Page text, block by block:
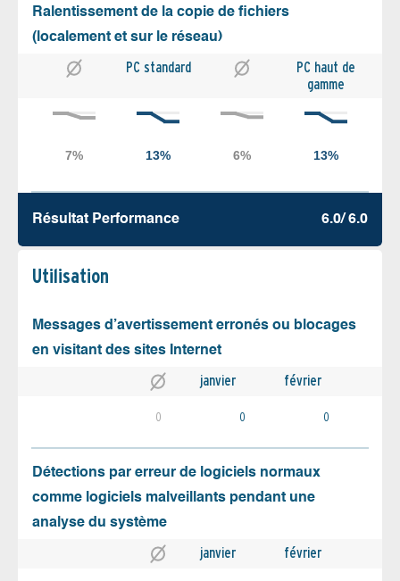
Ralentissement de la copie de fichiers
(localement et sur le réseau)
PC standard
PC haut de
gamme
Résultat Performance 6.0/ 6.0
Utilisation
Messages d’avertissement erronés ou blocages
en visitant des sites Internet
janvier février
0 0 0
Détections par erreur de logiciels normaux
comme logiciels malveillants pendant une
analyse du système
janvier février